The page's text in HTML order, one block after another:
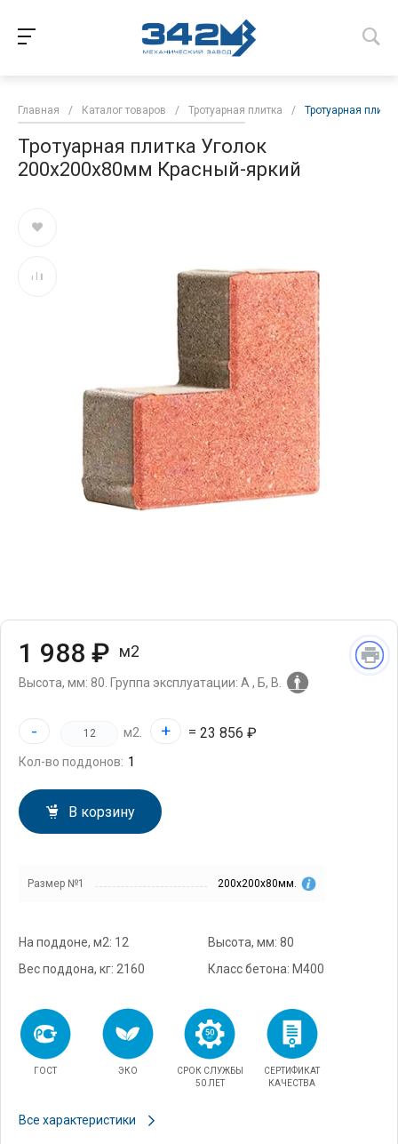
Главная / Каталог товаров / Тротуарная плитка / Тротуарная
Тротуарная плитка Уголок
200х200х80мм Красный-яркий
1 988 ₽ м2
Высота, мм: 80. Группа эксплуатации: А , Б, В.
- м2. + = 23 856 ₽
Кол-во поддонов:
В корзину
Размер №1 200х200х80мм.
На поддоне, м2: 12
Высота, мм: 80
Вес поддона, кг: 2160
Класс бетона: М400
ГОСТ ЭКО
СРОК СЛУЖБЫ
50 ЛЕТ
СЕРТИФИКАТ
КАЧЕСТВА
Все характеристики